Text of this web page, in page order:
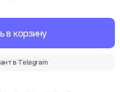
в корзину
в Telegram